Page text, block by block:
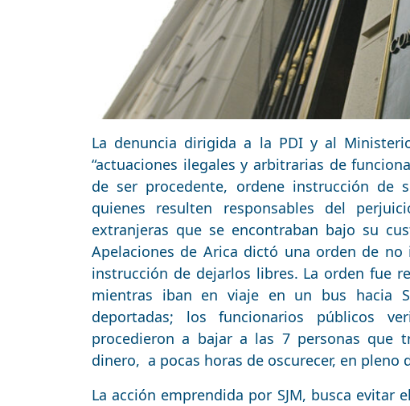
La denuncia dirigida a la PDI y al
“actuaciones ilegales y arbitrarias de
de ser procedente, ordene instrucción de
quienes resulten responsables del
extranjeras que se encontraban bajo su
Apelaciones de Arica dictó una orden de
instrucción de dejarlos libres. La orden fue
mientras iban en viaje en un bus hacia
deportadas; los funcionarios públicos
procedieron a bajar a las 7 personas que
dinero, a pocas horas de oscurecer, en pleno
La acción emprendida por SJM, busca